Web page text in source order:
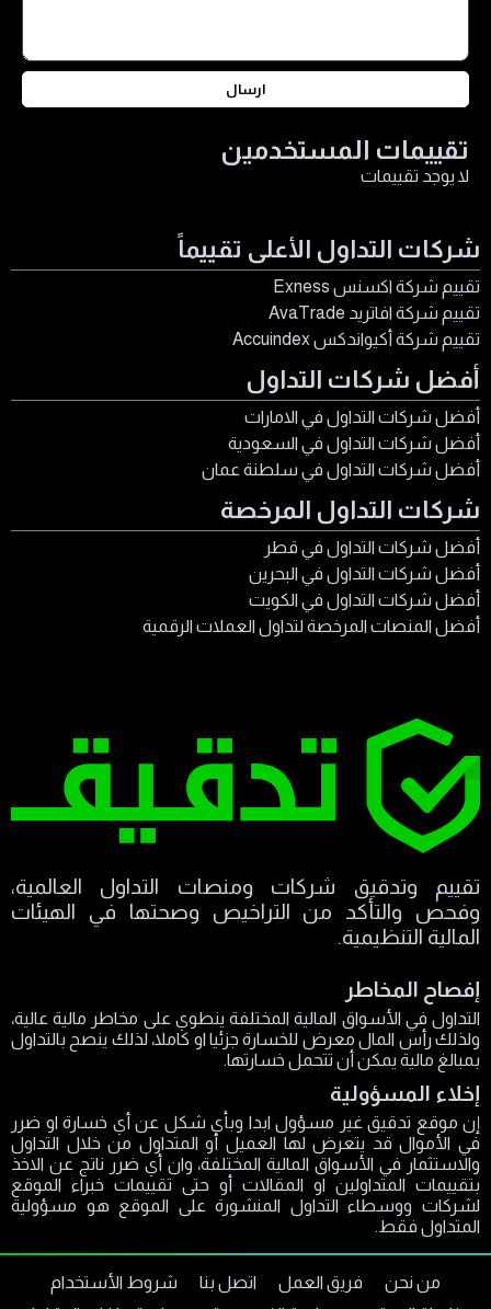
ارسال
تقييمات المستخدمين
لا يوجد تقييمات
شركات التداول الأعلى تقييماً
تقييم شركة اكسنس Exness
تقييم شركة افاتريد AvaTrade
تقييم شركة أكيواندكس Accuindex
أفضل شركات التداول
أفضل شركات التداول في الامارات
أفضل شركات التداول في السعودية
أفضل شركات التداول في سلطنة عمان
شركات التداول المرخصة
أفضل شركات التداول في قطر
أفضل شركات التداول في البحرين
أفضل شركات التداول في الكويت
أفضل المنصات المرخصة لتداول العملات الرقمية
تقييم وتدقيق شركات ومنصات التداول العالمية،
وفحص والتأكد من التراخيص وصحتها في الهيئات
المالية التنظيمية.
إفصاح المخاطر
التداول في الأسواق المالية المختلفة ينطوي على مخاطر مالية عالية،
ولذلك رأس المال معرض للخسارة جزئيا او كاملا، لذلك ينصح بالتداول
بمبالغ مالية يمكن أن تتحمل خسارتها.
إخلاء المسؤولية
إن موقع تدقيق غير مسؤول ابدا وبأي شكل عن أي خسارة او ضرر
في الأموال قد يتعرض لها العميل أو المتداول من خلال التداول
والاستثمار في الأسواق المالية المختلفة، وان أي ضرر ناتج عن الاخذ
بتقييمات المتداولين او المقالات أو حتى تقييمات خبراء الموقع
لشركات ووسطاء التداول المنشورة على الموقع هو مسؤولية
المتداول فقط.
من نحن فريق العمل اتصل بنا
شروط الأستخدام